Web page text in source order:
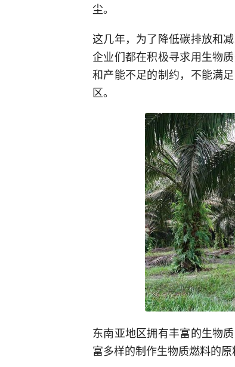
尘。
这几年，为了降低碳排放和
企业们都在积极寻求用生物
和产能不足的制约，不能满
区。
东南亚地区拥有丰富的生物
富多样的制作生物质燃料的